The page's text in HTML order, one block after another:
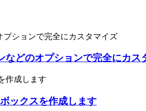
どのオプションで完全にカス
ックスを作成します